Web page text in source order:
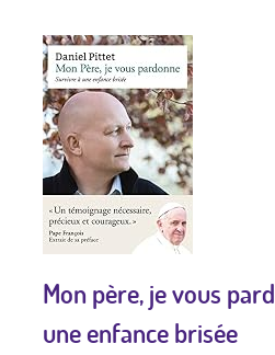
Mon père, je vous
une enfance brisée